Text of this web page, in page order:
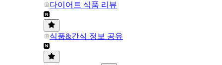
다이어트 식품 리뷰
식품&간식 정보 공유